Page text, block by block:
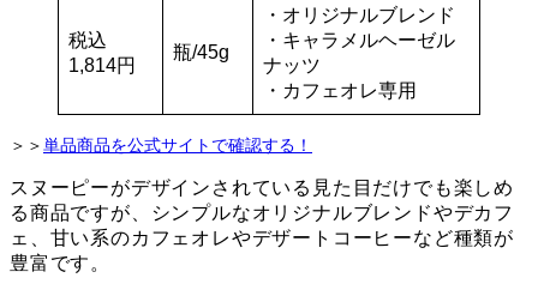
税込
1,814円
瓶/45g
・オリジナルブレンド
・キャラメルヘーゼル
ナッツ
・カフェオレ専用
＞＞単品商品を公式サイトで確認する！
スヌーピーがデザインされている見た目だけでも楽しめ
る商品ですが、シンプルなオリジナルブレンドやデカフ
ェ、甘い系のカフェオレやデザートコーヒーなど種類が
豊富です。